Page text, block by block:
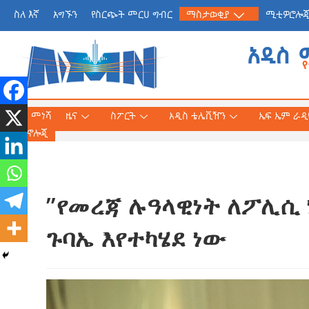
ስለ እኛ አግኙን የስርጭት መርሀ ግብር ማስታወቂያ ሚቲዎሮሎጂ
አዲስ
መነሻ ዜና ስፖርት አዲስ ቴሌቪዥን
የጠቅላይ ሚኒስትር ዐቢይ
«መደመር» መጽሐፍ
ለንባብ ይበቃል
ኤፍ ኤም
ቴክኖሎጂ
”የመረጃ ሉዓላዊነት ለፖሊሲ
ጉባኤ እየተካሄደ ነው